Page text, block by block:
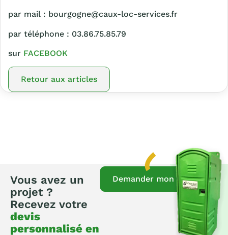
par mail : bourgogne@caux-loc-services.fr
par téléphone : 03.86.75.85.79
sur FACEBOOK
Retour aux articles
Vous avez un
projet ?
Recevez votre
devis
personnalisé en
Demander mon devis